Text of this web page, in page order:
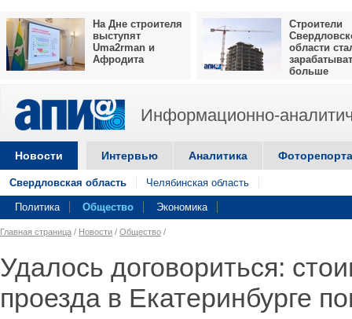
На Дне строителя
выступят
Uma2rman и
Афродита
Строители
области
больше
Информационно-
Новости Интервью Аналитика
Свердловская область Челябинская область
Политика Общество Экономика
Главная страница / Новости / Общество /
Удалось договориться:
проезда в Екатеринбурге